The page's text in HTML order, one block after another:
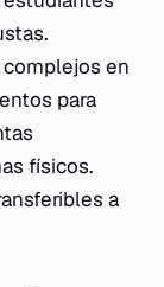
en
para
físicos.
a